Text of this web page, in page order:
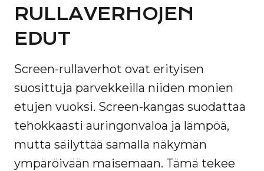
RULLAVERHOJEN
EDUT
Screen-rullaverhot ovat erityisen
suosittuja parvekkeilla niiden monien
etujen vuoksi. Screen-kangas suodattaa
tehokkaasti auringonvaloa ja lämpöä,
mutta säilyttää samalla näkymän
ympäröivään maisemaan. Tämä tekee